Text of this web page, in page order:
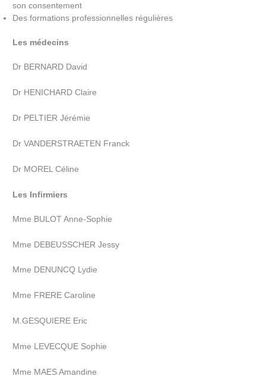
son consentement
Des formations professionnelles régulières
Les médecins
Dr BERNARD David
Dr HENICHARD Claire
Dr PELTIER Jérémie
Dr VANDERSTRAETEN Franck
Dr MOREL Céline
Les Infirmiers
Mme BULOT Anne-Sophie
Mme DEBEUSSCHER Jessy
Mme DENUNCQ Lydie
Mme FRERE Caroline
M.GESQUIERE Eric
Mme LEVECQUE Sophie
Mme MAES Amandine